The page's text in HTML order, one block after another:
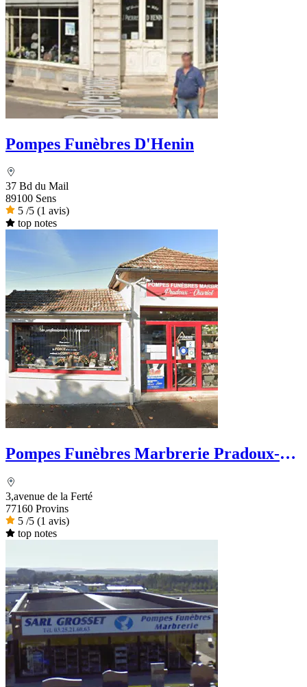
Pompes Funèbres D'Henin
37 Bd du Mail
89100 Sens
5 /5 (1 avis)
top notes
Pompes Funèbres Marbrerie Pradoux-
3,avenue de la Ferté
77160 Provins
5 /5 (1 avis)
top notes